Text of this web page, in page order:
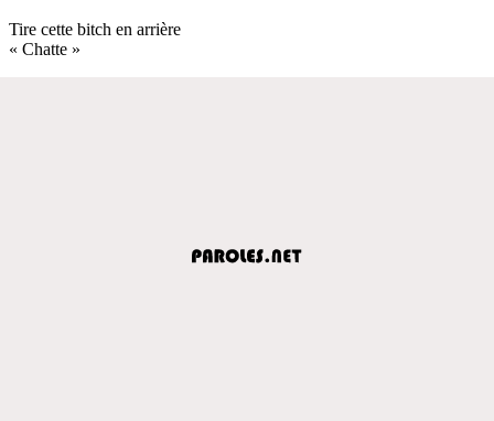
Tire cette bitch en arrière
« Chatte »